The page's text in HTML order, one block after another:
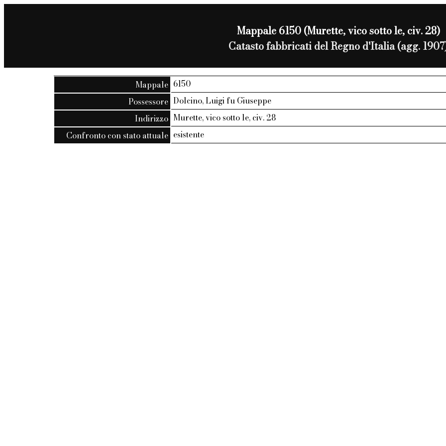
Mappale 6150 (Murette, vico sotto le, civ. 28)
Catasto fabbricati del Regno d'Italia (agg.
Mappale 6150
Possessore Dolcino, Luigi fu Giuseppe
Indirizzo Murette, vico sotto le, civ. 28
Confronto con stato attuale esistente